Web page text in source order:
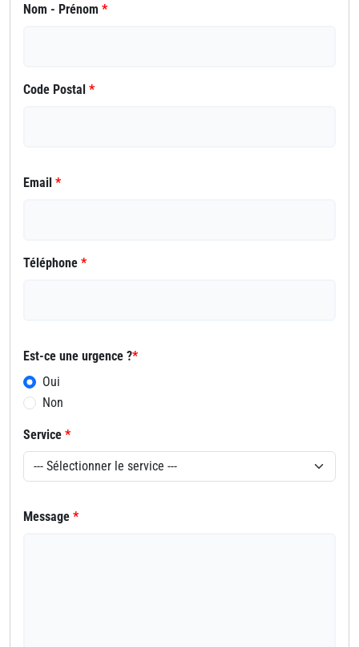
Nom - Prénom *
Code Postal *
Email *
Téléphone *
Est-ce une urgence ?*
Oui
Non
Service *
Message *